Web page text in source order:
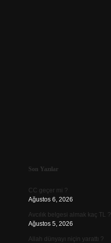
Sidebar
Son Yazılar
CC geçer mi ?
Ağustos 6, 2026
Avcılık belgesi almak kaç TL ?
Ağustos 5, 2026
Allah dünyayı niçin yarattı ?